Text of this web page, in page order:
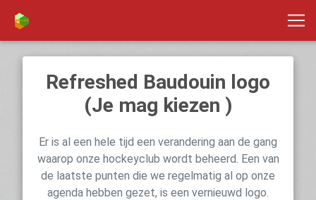
Refreshed Baudouin logo
(Je mag kiezen )
Er is al een hele tijd een verandering aan de gang
waarop onze hockeyclub wordt beheerd. Een van
de laatste punten die we regelmatig al op onze
agenda hebben gezet, is een vernieuwd logo.